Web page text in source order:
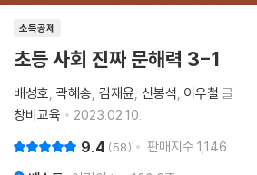
소득공제
초등 사회 진짜 문해력 3-1
배성호 곽혜송 김재윤 신봉석 이우철 글
창비교육
2023.02.10.
9.4 58 판매지수 1,146